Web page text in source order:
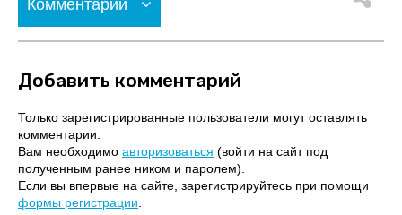
Комментарии
Добавить комментарий
Только зарегистрированные пользователи могут оставлять
комментарии.
Вам необходимо авторизоваться (войти на сайт под
полученным ранее ником и паролем).
Если вы впервые на сайте, зарегистрируйтесь при помощи
формы регистрации